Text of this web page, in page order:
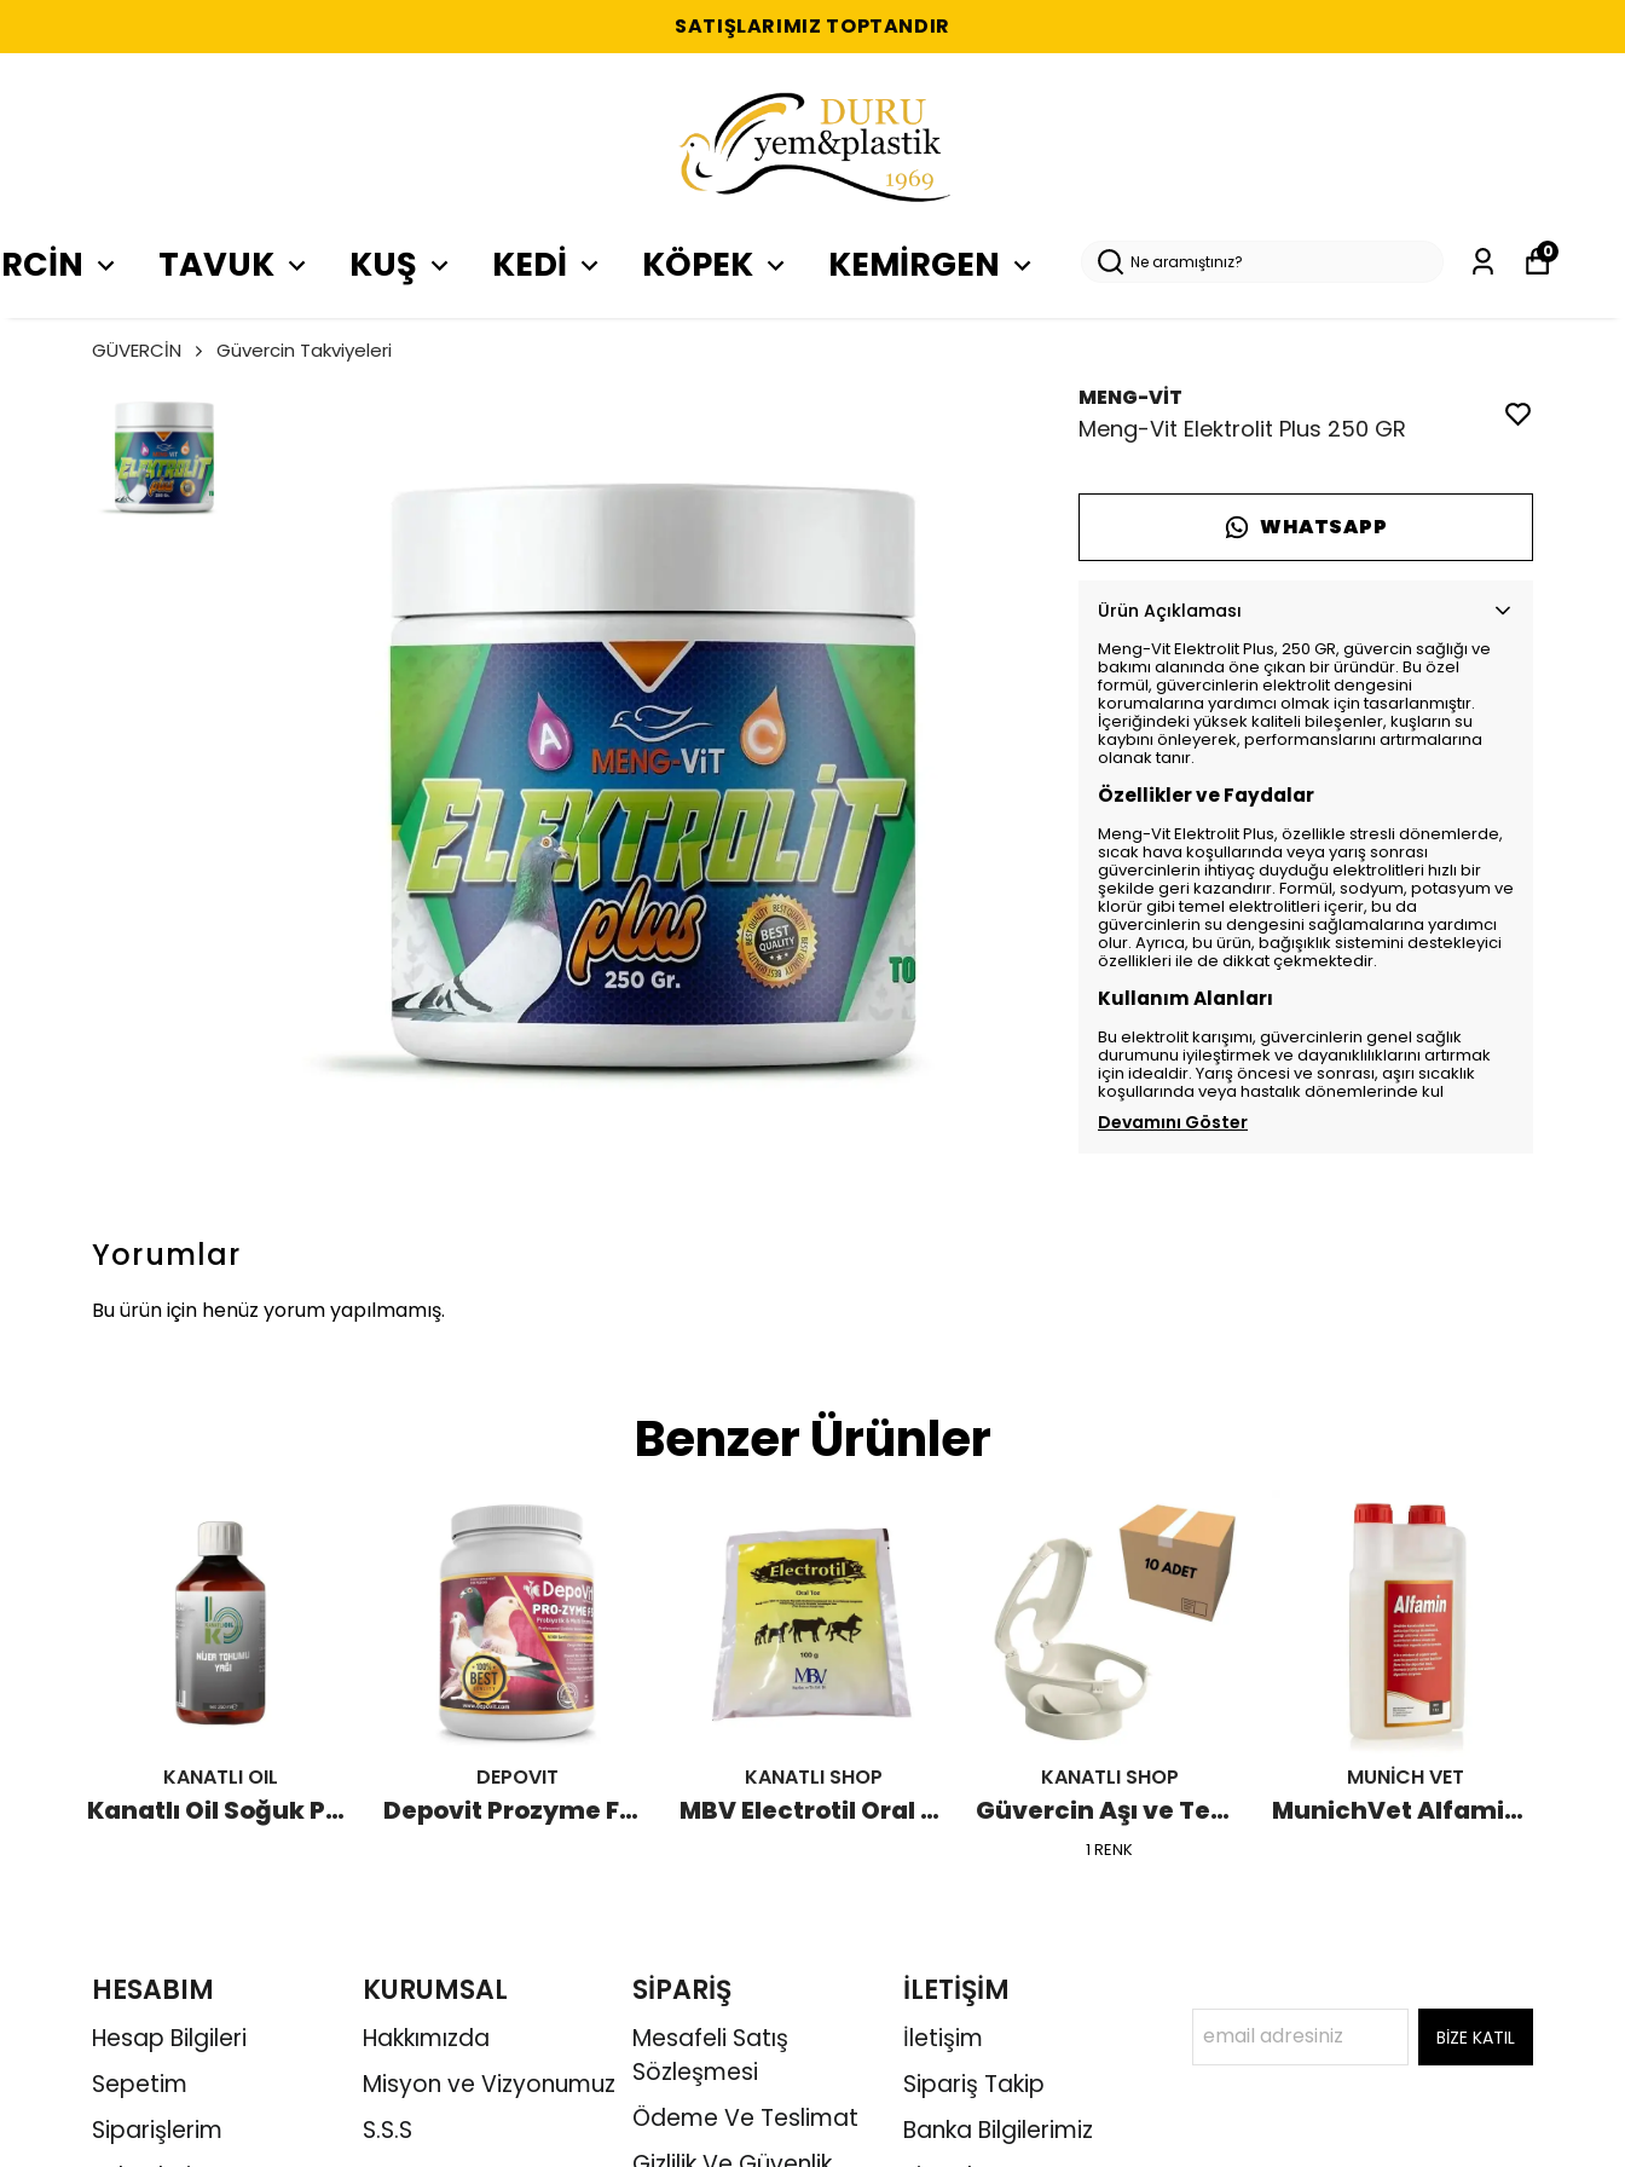
SATIŞLARIMIZ TOPTANDIR
TAVUK KUŞ KEDİ KÖPEK KEMİRGEN 0
GÜVERCİN Güvercin Takviyeleri
MENG-VİT
Meng-Vit Elektrolit Plus 250 GR
WHATSAPP
Ürün Açıklaması
Meng-Vit Elektrolit Plus, 250 GR, güvercin sağlığı ve
bakımı alanında öne çıkan bir üründür. Bu özel
formül, güvercinlerin elektrolit dengesini
korumalarına yardımcı olmak için tasarlanmıştır.
İçeriğindeki yüksek kaliteli bileşenler, kuşların su
kaybını önleyerek, performanslarını artırmalarına
olanak tanır.
Özellikler ve Faydalar
Meng-Vit Elektrolit Plus, özellikle stresli dönemlerde,
sıcak hava koşullarında veya yarış sonrası
güvercinlerin ihtiyaç duyduğu elektrolitleri hızlı bir
şekilde geri kazandırır. Formül, sodyum, potasyum ve
klorür gibi temel elektrolitleri içerir, bu da
güvercinlerin su dengesini sağlamalarına yardımcı
olur. Ayrıca, bu ürün, bağışıklık sistemini destekleyici
özellikleri ile de dikkat çekmektedir.
Kullanım Alanları
Bu elektrolit karışımı, güvercinlerin genel sağlık
durumunu iyileştirmek ve dayanıklılıklarını artırmak
için idealdir. Yarış öncesi ve sonrası, aşırı sıcaklık
koşullarında veya hastalık dönemlerinde kul
Devamını Göster
Yorumlar
Bu ürün için henüz yorum yapılmamış.
Benzer Ürünler
KANATLI OIL
Kanatlı Oil Soğuk Pres Nijer Tohumu Yağı 250 ML
DEPOVIT
Depovit Prozyme F5 Probiyotik ve Multienzimler 1 KG
KANATLI SHOP
MBV Electrotil Oral Toz 100 GR
KANATLI SHOP
Güvercin Aşı ve Tedavi Kabı (10 Adet)
1 RENK
MUNİCH VET
MunichVet Alfamin İshal Sallabaş ve Kuruma Ürünü 1 LT
HESABIM
Hesap Bilgileri
Sepetim
Siparişlerim
KURUMSAL
Hakkımızda
Misyon ve Vizyonumuz
S.S.S
SİPARİŞ
Mesafeli Satış
Sözleşmesi
Ödeme Ve Teslimat
İLETİŞİM
İletişim
Sipariş Takip
Banka Bilgilerimiz
BİZE KATIL